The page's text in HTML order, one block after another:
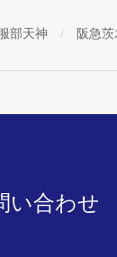
部天神 阪急茨
い合わせ